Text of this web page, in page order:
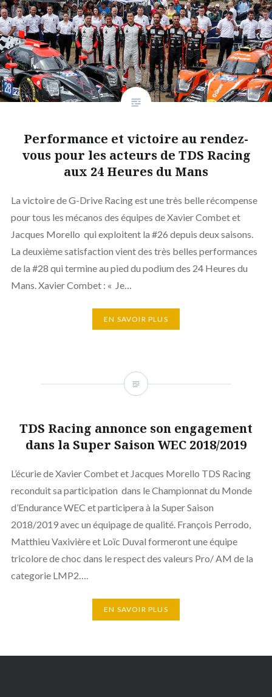
Performance et victoire au rendez-
vous pour les acteurs de TDS Racing
aux 24 Heures du Mans
La victoire de G-Drive Racing est une très belle récompense
pour tous les mécanos des équipes de Xavier Combet et
Jacques Morello qui exploitent la #26 depuis deux saisons.
La deuxième satisfaction vient des très belles performances
de la #28 qui termine au pied du podium des 24 Heures du
Mans. Xavier Combet : « Je…
EN SAVOIR PLUS
TDS Racing annonce son engagement
dans la Super Saison WEC 2018/2019
L’écurie de Xavier Combet et Jacques Morello TDS Racing
reconduit sa participation dans le Championnat du Monde
d’Endurance WEC et participera à la Super Saison
2018/2019 avec un équipage de qualité. François Perrodo,
Matthieu Vaxivière et Loïc Duval formeront une équipe
tricolore de choc dans le respect des valeurs Pro/ AM de la
categorie LMP2….
EN SAVOIR PLUS